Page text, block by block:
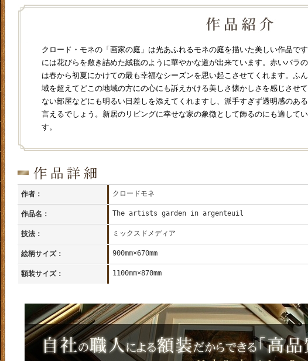
クロード・モネの「画家の庭」は光あふれるモネの庭を描いた美しい作品で
には花びらを敷き詰めた絨毯のように華やかな道が出来ています。赤いバラ
は春から初夏にかけての最も幸福なシーズンを思い起こさせてくれます。ふ
域を超えてどこの地域の方にの心にも訴えかける美しさ懐かしさを感じさせ
ない部屋などにも明るい日差しを添えてくれますし、派手すぎず透明感のあ
言えるでしょう。新居のリビングに幸せな家の象徴として飾るのにも適して
す。
作者： クロードモネ
作品名： The artists garden in argenteuil
技法： ミックスドメディア
絵柄サイズ： 900mm×670mm
額装サイズ： 1100mm×870mm